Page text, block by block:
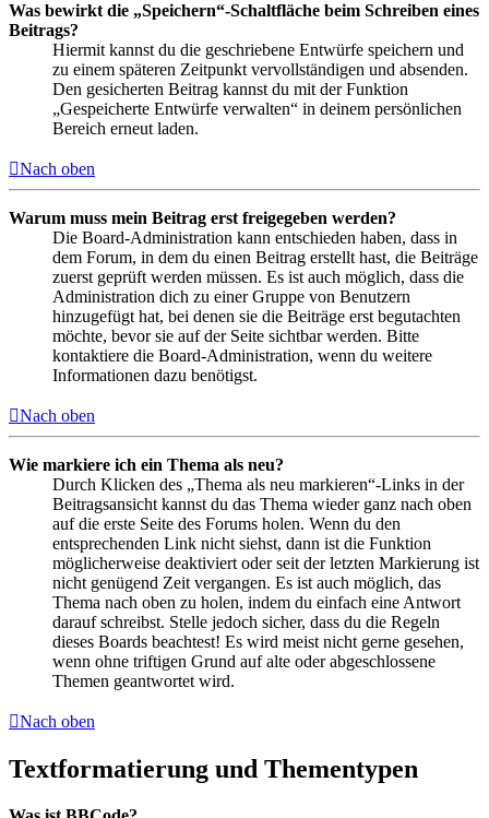
Was bewirkt die „Speichern“-Schaltfläche beim Schreiben eines
Beitrags?
Hiermit kannst du die geschriebene Entwürfe speichern und
zu einem späteren Zeitpunkt vervollständigen und absenden.
Den gesicherten Beitrag kannst du mit der Funktion
„Gespeicherte Entwürfe verwalten“ in deinem persönlichen
Bereich erneut laden.
Nach oben
Warum muss mein Beitrag erst freigegeben werden?
Die Board-Administration kann entschieden haben, dass in
dem Forum, in dem du einen Beitrag erstellt hast, die Beiträge
zuerst geprüft werden müssen. Es ist auch möglich, dass die
Administration dich zu einer Gruppe von Benutzern
hinzugefügt hat, bei denen sie die Beiträge erst begutachten
möchte, bevor sie auf der Seite sichtbar werden. Bitte
kontaktiere die Board-Administration, wenn du weitere
Informationen dazu benötigst.
Nach oben
Wie markiere ich ein Thema als neu?
Durch Klicken des „Thema als neu markieren“-Links in der
Beitragsansicht kannst du das Thema wieder ganz nach oben
auf die erste Seite des Forums holen. Wenn du den
entsprechenden Link nicht siehst, dann ist die Funktion
möglicherweise deaktiviert oder seit der letzten Markierung ist
nicht genügend Zeit vergangen. Es ist auch möglich, das
Thema nach oben zu holen, indem du einfach eine Antwort
darauf schreibst. Stelle jedoch sicher, dass du die Regeln
dieses Boards beachtest! Es wird meist nicht gerne gesehen,
wenn ohne triftigen Grund auf alte oder abgeschlossene
Themen geantwortet wird.
Nach oben
Textformatierung und Thementypen